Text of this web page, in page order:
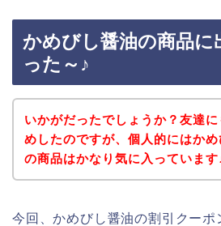
かめびし醤油の商品に
った～♪
いかがだったでしょうか？友達
めしたのですが、個人的にはか
の商品はかなり気に入っています
今回、かめびし醤油の割引クーポ